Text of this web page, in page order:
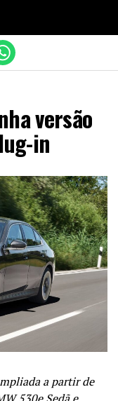
versão
in
a partir de